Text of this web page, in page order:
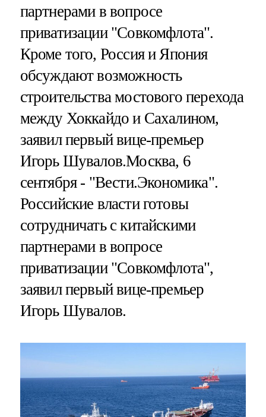
партнерами в вопросе
приватизации "Совкомфлота".
Кроме того, Россия и Япония
обсуждают возможность
строительства мостового перехода
между Хоккайдо и Сахалином,
заявил первый вице-премьер
Игорь Шувалов.Москва, 6
сентября - "Вести.Экономика".
Российские власти готовы
сотрудничать с китайскими
партнерами в вопросе
приватизации "Совкомфлота",
заявил первый вице-премьер
Игорь Шувалов.